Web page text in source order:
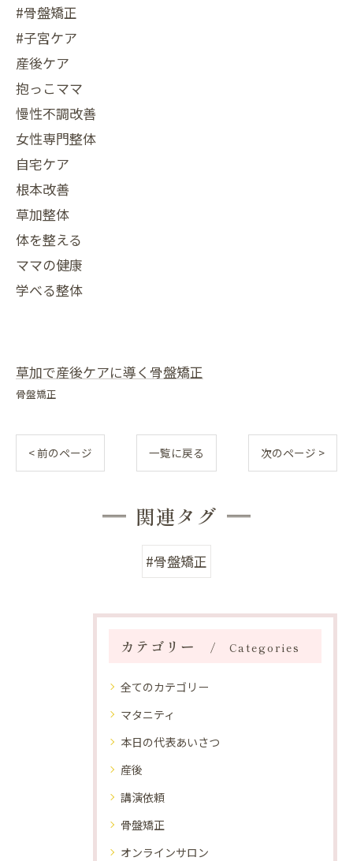
#骨盤矯正
#子宮ケア
産後ケア
抱っこママ
慢性不調改善
女性専門整体
自宅ケア
根本改善
草加整体
体を整える
ママの健康
学べる整体
草加で産後ケアに導く骨盤矯正
骨盤矯正
< 前のページ 一覧に戻る 次のページ >
関連タグ
#骨盤矯正
カテゴリー Categories
全てのカテゴリー
マタニティ
本日の代表あいさつ
産後
講演依頼
骨盤矯正
オンラインサロン